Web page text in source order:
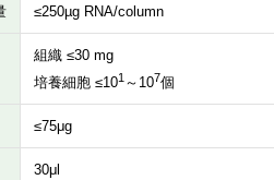
≤250µg RNA/column
組織 ≤30 mg
培養細胞 ≤101 ～107個
≤75μg
30μl